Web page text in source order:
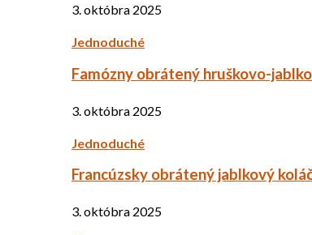
3. októbra 2025
Jednoduché
Famózny obrátený hruškovo-
3. októbra 2025
Jednoduché
Francúzsky obrátený jablkový
3. októbra 2025